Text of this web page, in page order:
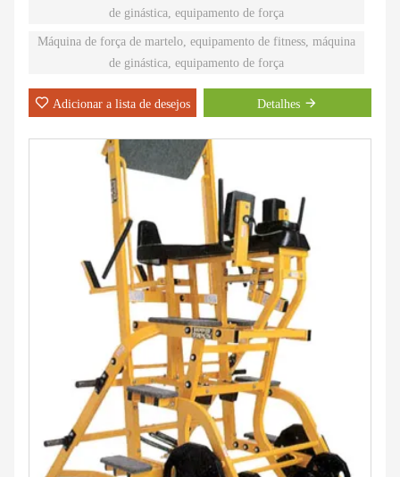
de ginástica, equipamento de força
Máquina de força de martelo, equipamento de fitness, máquina
de ginástica, equipamento de força
Adicionar a lista de desejos Detalhes